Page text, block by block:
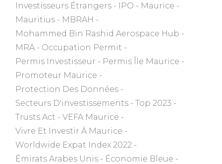
Investisseurs Étrangers
IPO
Maurice
Mauritius
MBRAH
Mohammed Bin Rashid Aerospace Hub
MRA
Occupation Permit
Permis Investisseur
Permis Île Maurice
Promoteur Maurice
Protection Des Données
Secteurs D'investissements
Top 2023
Trusts Act
VEFA Maurice
Vivre Et Investir À Maurice
Worldwide Expat Index 2022
Émirats Arabes Unis
Économie Bleue